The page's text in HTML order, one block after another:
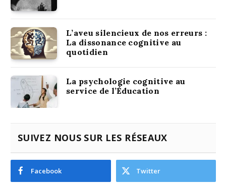
L’aveu silencieux de nos erreurs :
La dissonance cognitive au
quotidien
La psychologie cognitive au
service de l’Éducation
SUIVEZ NOUS SUR LES RÉSEAUX
Facebook Twitter